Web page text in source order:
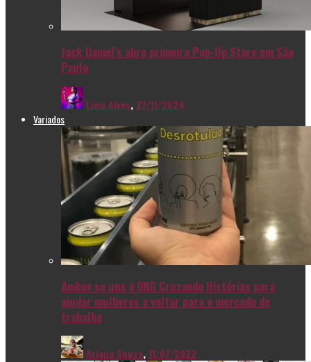
Jack Daniel’s abre primeira Pop-Up Store em São
Paulo
Livia Alves, 27/11/2024
Variados
Ambev se une à ONG Cruzando Histórias para
ajudar mulheres a voltar para o mercado de
trabalho
Ariana Souza,11/07/2022